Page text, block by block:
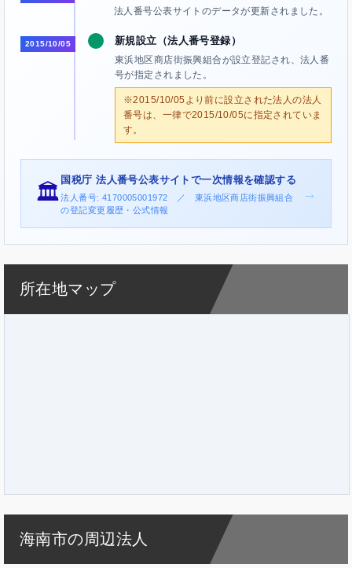
法人番号公表サイトのデータが更新されました。
2015/10/05 新規設立（法人番号登録）
東浜地区商店街振興組合が設立登記され、法人番
号が指定されました。
※2015/10/05より前に設立された法人の法人
番号は、一律で2015/10/05に指定されていま
す。
🏛️
国税庁 法人番号公表サイトで一次情報を確認する
法人番号: 4170005001972 ／ 東浜地区商店街振興組合
の登記変更履歴・公式情報
→
所在地マップ
海南市の周辺法人